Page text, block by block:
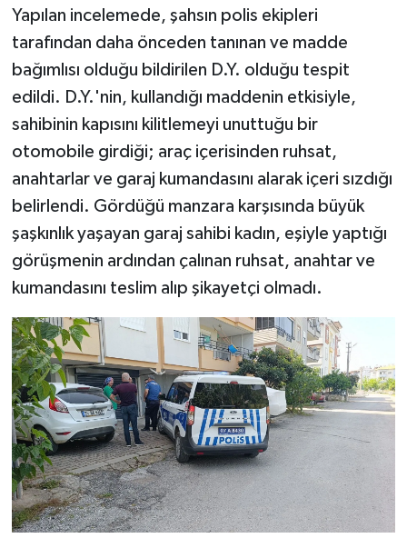
Yapılan incelemede, şahsın polis ekipleri
tarafından daha önceden tanınan ve madde
bağımlısı olduğu bildirilen D.Y. olduğu tespit
edildi. D.Y.'nin, kullandığı maddenin etkisiyle,
sahibinin kapısını kilitlemeyi unuttuğu bir
otomobile girdiği; araç içerisinden ruhsat,
anahtarlar ve garaj kumandasını alarak içeri sızdığı
belirlendi. Gördüğü manzara karşısında büyük
şaşkınlık yaşayan garaj sahibi kadın, eşiyle yaptığı
görüşmenin ardından çalınan ruhsat, anahtar ve
kumandasını teslim alıp şikayetçi olmadı.